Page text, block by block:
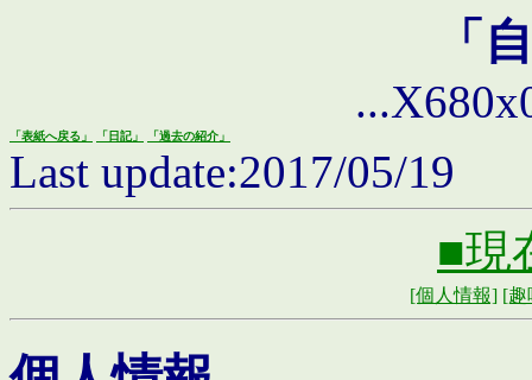
「
「表紙へ戻る」 「日記」 「過去の紹介」
Last update:2017/05/19
■現
[個人情報] [趣